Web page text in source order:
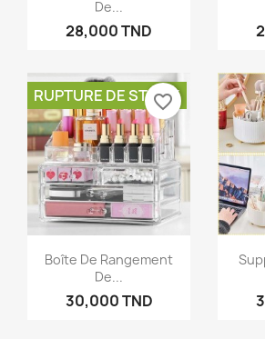
De...
28,000 TND
Boîte De Rangement
De...
30,000 TND
RUPTURE DE STOCK
favorite_border
Créer une liste
Nom de la liste d'envies